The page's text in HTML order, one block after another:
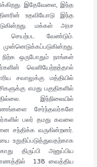
இதேவேளை, இந்த
உதவியோடு இந்த
மக்கள் அரச
செயற்பட வேண்டும்.
நிற்க ஒருபோதும் நாங்கள்
வெளியேற்றத்தால்
சவாலுக்கு மத்தியில்
எமது பகுதிகளில்
இந்நிலையில்
சேர்ந்தவர்களே
பலர் தமது கவலை
சந்திக்க வருகின்றனர்.
திருப்பி அனுப்பிய
138 வைத்திய